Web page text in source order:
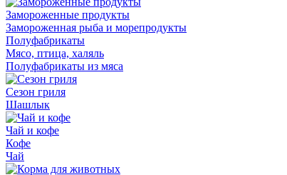
Замороженные продукты
Замороженная рыба и морепродукты
Полуфабрикаты
Мясо, птица, халяль
Полуфабрикаты из мяса
Сезон гриля
Шашлык
Чай и кофе
Кофе
Чай